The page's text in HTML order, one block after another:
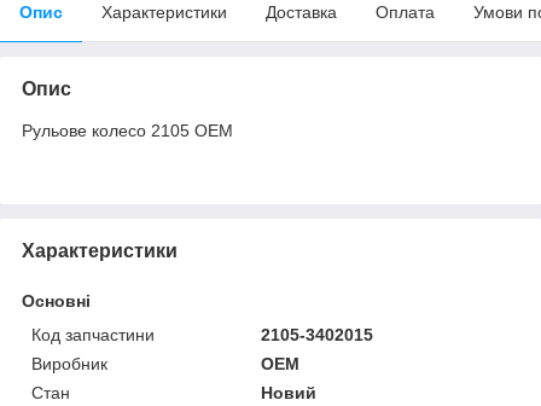
Опис Характеристики Доставка Оплата Умови
Опис
Рульове колесо 2105 OEM
Характеристики
Основні
Код запчастини
2105-3402015
Виробник
OEM
Стан
Новий